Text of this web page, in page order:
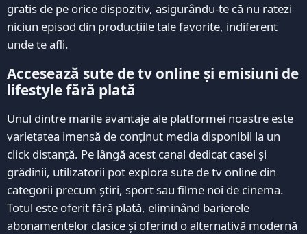
gratis de pe orice dispozitiv, asigurându-te că nu ratezi
niciun episod din producțiile tale favorite, indiferent
unde te afli.
Accesează sute de tv online și emisiuni de
lifestyle fără plată
Unul dintre marile avantaje ale platformei noastre este
varietatea imensă de conținut media disponibil la un
click distanță. Pe lângă acest canal dedicat casei și
grădinii, utilizatorii pot explora sute de tv online din
categorii precum știri, sport sau filme noi de cinema.
Totul este oferit fără plată, eliminând barierele
abonamentelor clasice și oferind o alternativă modernă